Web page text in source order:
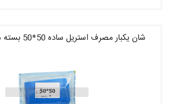
شان یکبار مصرف استریل ساده 50*50 بسته های 100 عددی